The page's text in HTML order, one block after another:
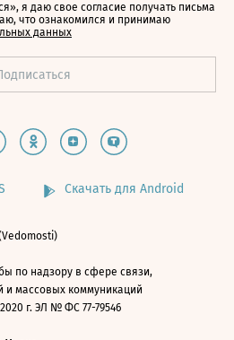
я даю свое согласие получать письма
что ознакомился и принимаю
данных
Скачать для Android
по надзору в сфере связи,
и массовых коммуникаций
г. ЭЛ № ФС 77-79546